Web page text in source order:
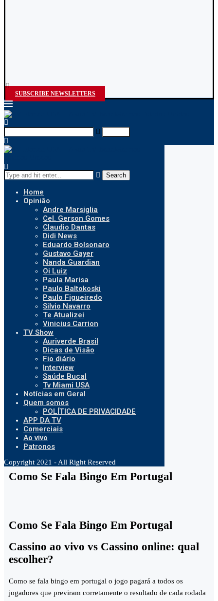
SUBSCRIBE NEWSLETTERS
Search
Home
Opinião
Andre Marsiglia
Cel. Gerson Gomes
Claudio Dantas
Didi News
Eduardo Bolsonaro
Gustavo Gayer
Nanda Guardian
Oi Luiz
Paula Marisa
Paulo Baltokoski
Paulo Figueiredo
Silvio Navarro
Te Atualizei
Vinicius Carrion
TV Show
Auriverde Brasil
Dicas de Visão
Fio diário
Interview
Saúde Bucal
Tv Miami USA
Notícias em Geral
Quem somos
POLÍTICA DE PRIVACIDADE
APP DA TV
Comerciais
Ao vivo
Patronos
Copyright 2021 - All Right Reserved
Como Se Fala Bingo Em Portugal
Como Se Fala Bingo Em Portugal
Cassino ao vivo vs Cassino online: qual
escolher?
Como se fala bingo em portugal o jogo pagará a todos os
jogadores que previram corretamente o resultado de cada rodada